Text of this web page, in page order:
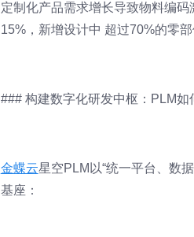
定制化产品需求增长导致物料编
15%，新增设计中 超过70%的零
### 构建数字化研发中枢：PLM如
金蝶云星空PLM以“统一平台、数
基座：